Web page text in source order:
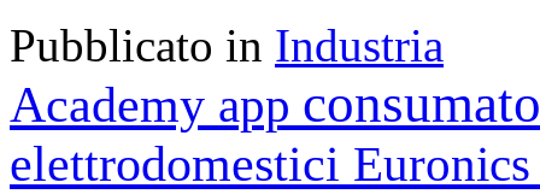
Pubblicato in Industria
Academy app
elettrodomestici